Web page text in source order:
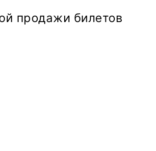
продажи билетов